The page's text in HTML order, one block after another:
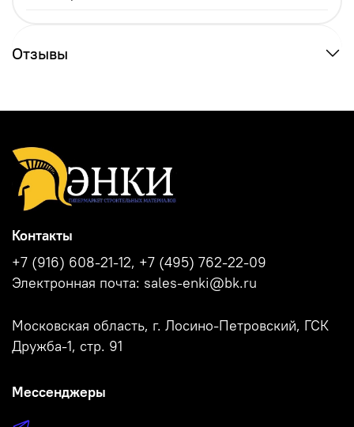
Отзывы
Контакты
+7 (916) 608-21-12, +7 (495) 762-22-09
Электронная почта: sales-enki@bk.ru
Московская область, г. Лосино-Петровский, ГСК
Дружба-1, стр. 91
Мессенджеры